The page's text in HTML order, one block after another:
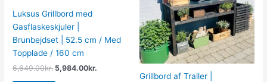
Luksus Grillbord med
Gasflaskeskjuler |
Brunbejdset | 52.5 cm / Med
Topplade / 160 cm
6,649.00kr. 5,984.00kr.
Grillbord af Traller |